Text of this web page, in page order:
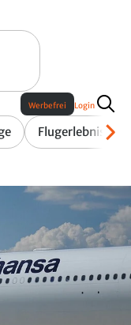
Flugerlebnis
Werbefrei Login